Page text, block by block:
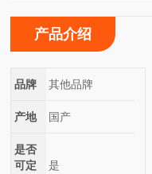
产品介绍
品牌 其他品牌
产地 国产
是否
可定
是